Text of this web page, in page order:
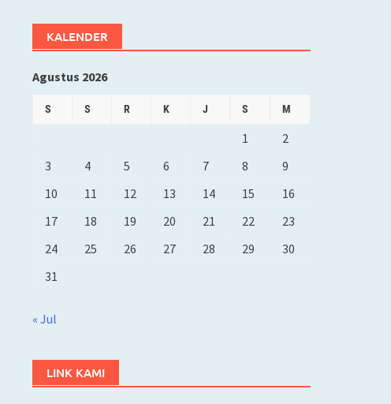
KALENDER
Agustus 2026
S S R K J S M
1
2
3
4 5 6 7 8
9
10
11 12 13 14 15
16
17
18 19 20 21 22
23
24
25 26 27 28 29
30
31
« Jul
LINK KAMI